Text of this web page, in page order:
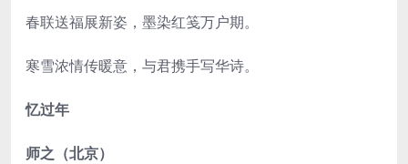
春联送福展新姿，墨染红笺万户期。
寒雪浓情传暖意，与君携手写华诗。
忆过年
师之（北京）